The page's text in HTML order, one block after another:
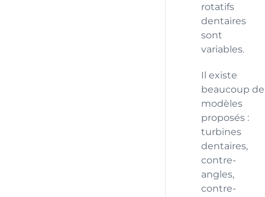
rotatifs
dentaires
sont
variables.
Il existe
beaucoup de
modèles
proposés :
turbines
dentaires,
contre-
angles,
contre-